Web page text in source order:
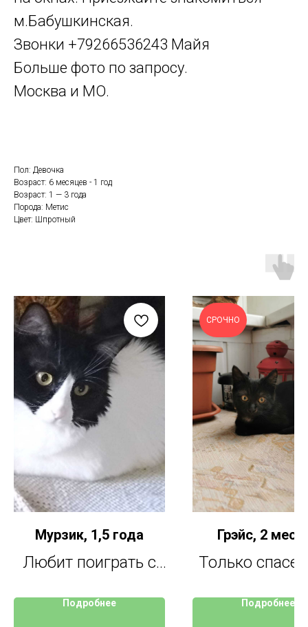
м.Бабушкинская.
Звонки +79266536243 Майя
Больше фото по запросу.
Москва и МО.
Пол: Девочка
Возраст: 6 месяцев - 1 год
Возраст: 1 — 3 года
Порода: Метис
Цвет: Шпротный
Мурзик, 1,5 года
Любит поиграть с
особенно вместе с
Подробнее
СРОЧНО
Грэйс, 2
Только
руках.
Подробнее